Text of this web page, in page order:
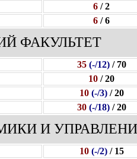
6 / 2
6 / 6
ФАКУЛЬТЕТ
35 (-/12)/ 70
10 / 20
10 (-/3) / 20
30 (-/18) / 20
И
10 (-/2)/ 15